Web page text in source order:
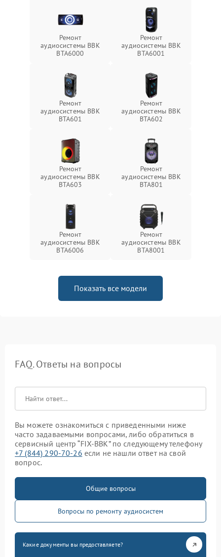
Ремонт
аудиосистемы BBK
BTA6000
Ремонт
аудиосистемы BBK
BTA6001
Ремонт
аудиосистемы BBK
BTA601
Ремонт
аудиосистемы BBK
BTA602
Ремонт
аудиосистемы BBK
BTA603
Ремонт
аудиосистемы BBK
BTA801
Ремонт
аудиосистемы BBK
BTA6006
Ремонт
аудиосистемы BBK
BTA8001
Показать все модели
FAQ. Ответы на вопросы
Вы можете ознакомиться с приведенными ниже
часто задаваемыми вопросами, либо обратиться в
сервисный центр “FIX-BBK” по следующему телефону
+7 (844) 290-70-26 если не нашли ответ на свой
вопрос.
Общие вопросы
Вопросы по ремонту аудиосистем
Какие документы вы предоставляете?